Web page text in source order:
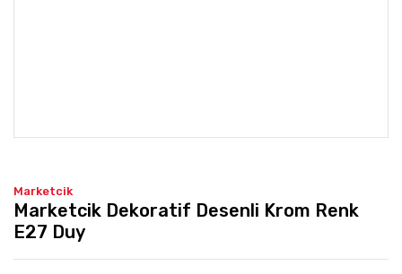
Marketcik
Marketcik Dekoratif Desenli Krom Renk
E27 Duy